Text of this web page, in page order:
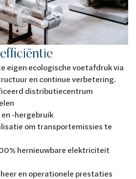
eigen ecologische voetafdruk via
en continue verbetering.
distributiecentrum
-hergebruik
om transportemissies te
hernieuwbare elektriciteit
en operationele prestaties